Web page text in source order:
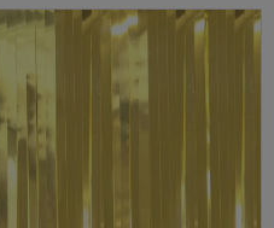
aktualnej oferty lub
dodane produkty do listy
sesji.